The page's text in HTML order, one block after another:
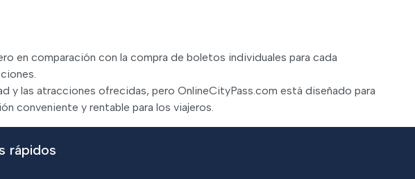
en comparación con la compra de boletos individuales para cada
y las atracciones ofrecidas, pero OnlineCityPass.com está diseñado para
conveniente y rentable para los viajeros.
rápidos